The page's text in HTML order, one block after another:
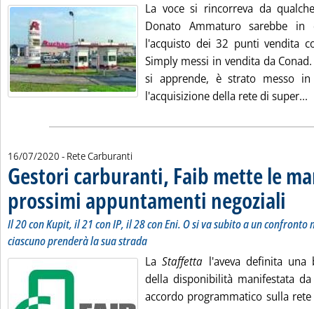
La voce si rincorreva da
Donato Ammaturo sarebbe
l'acquisto dei 32 punti vendita
Simply messi in vendita da
si apprende, è strato messo
l'acquisizione della rete di super...
16/07/2020 - Rete Carburanti
Gestori carburanti, Faib mette le
prossimi appuntamenti negoziali
Il 20 con Kupit, il 21 con IP, il 28 con Eni. O si va subito a un confronto
ciascuno prenderà la sua strada
LaStaffetta l'aveva definita una
della disponibilità manifestata
accordo programmatico sulla